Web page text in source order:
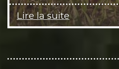
Lire la suite